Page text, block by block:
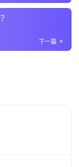
下一篇